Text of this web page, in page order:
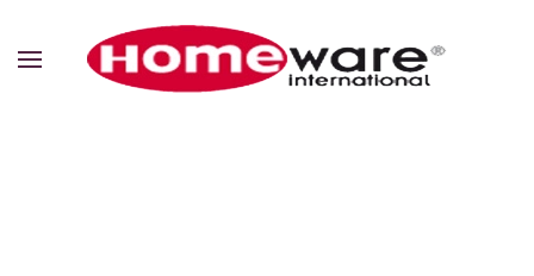
Zum Hauptinhalt springen